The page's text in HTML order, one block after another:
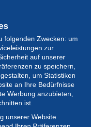
folgenden Zwecken: um
zur
auf unserer
zu speichern,
um Statistiken
an Ihre Bedürfnisse
Werbung anzubieten,
ist.
unserer Website